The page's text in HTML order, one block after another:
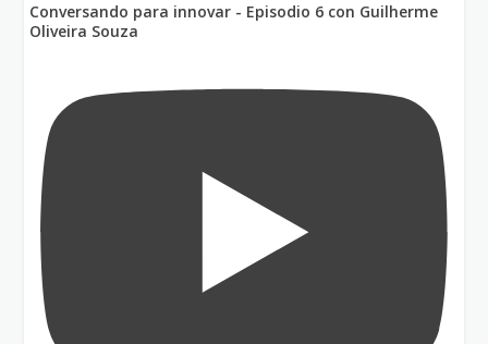
Conversando para innovar - Episodio 6 con Guilherme
Oliveira Souza